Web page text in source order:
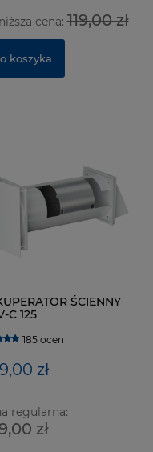
cena:119,00 zł
koszyka
ŚCIENNY
C 125
185 ocen
zł
regularna:
zł